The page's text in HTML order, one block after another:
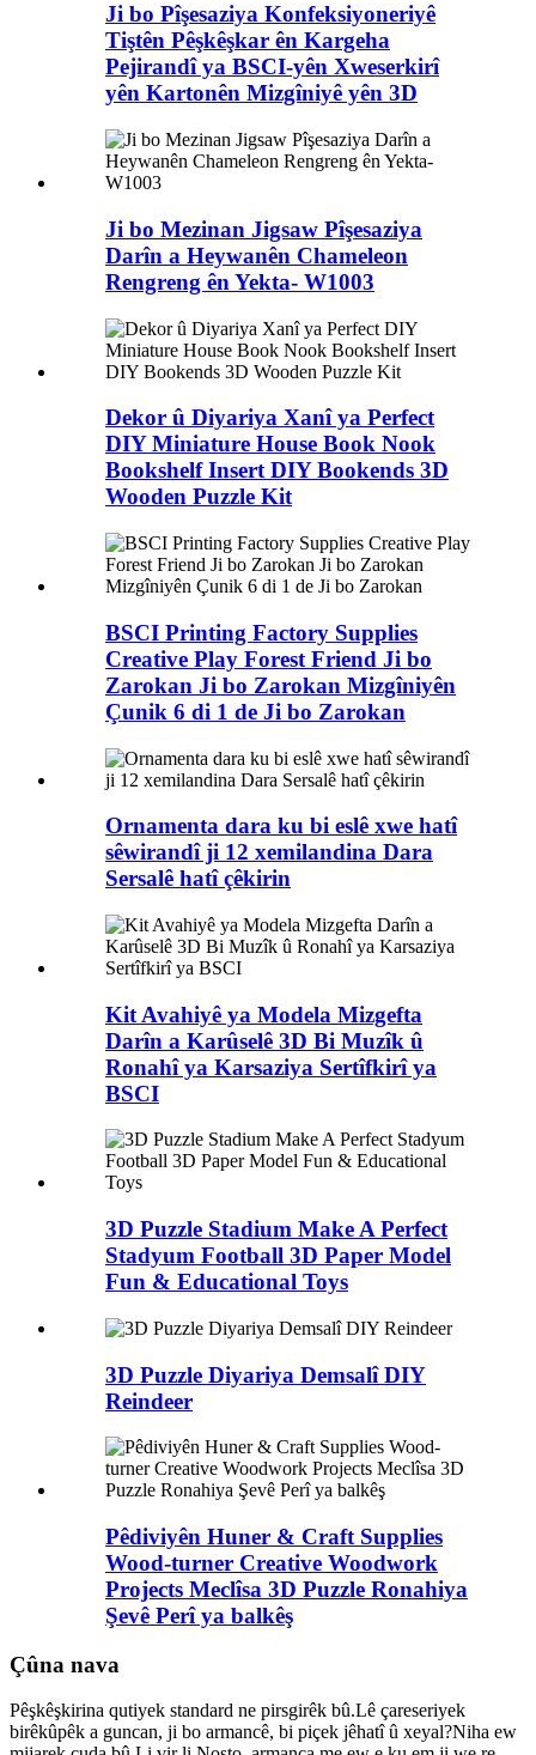
Ji bo Pîşesaziya Konfeksiyoneriyê
Tiştên Pêşkêşkar ên Kargeha
Pejirandî ya BSCI-yên Xweserkirî
yên Kartonên Mizgîniyê yên 3D
Ji bo Mezinan Jigsaw Pîşesaziya
Darîn a Heywanên Chameleon
Rengreng ên Yekta- W1003
Dekor û Diyariya Xanî ya Perfect
DIY Miniature House Book Nook
Bookshelf Insert DIY Bookends 3D
Wooden Puzzle Kit
BSCI Printing Factory Supplies
Creative Play Forest Friend Ji bo
Zarokan Ji bo Zarokan Mizgîniyên
Çunik 6 di 1 de Ji bo Zarokan
Ornamenta dara ku bi eslê xwe hatî
sêwirandî ji 12 xemilandina Dara
Sersalê hatî çêkirin
Kit Avahiyê ya Modela Mizgefta
Darîn a Karûselê 3D Bi Muzîk û
Ronahî ya Karsaziya Sertîfkirî ya
BSCI
3D Puzzle Stadium Make A Perfect
Stadyum Football 3D Paper Model
Fun & Educational Toys
3D Puzzle Diyariya Demsalî DIY
Reindeer
Pêdiviyên Huner & Craft Supplies
Wood-turner Creative Woodwork
Projects Meclîsa 3D Puzzle Ronahiya
Şevê Perî ya balkêş
Çûna nava
Pêşkêşkirina qutiyek standard ne pirsgirêk bû.Lê çareseriyek
birêkûpêk a guncan, ji bo armancê, bi piçek jêhatî û xeyal?Niha ew